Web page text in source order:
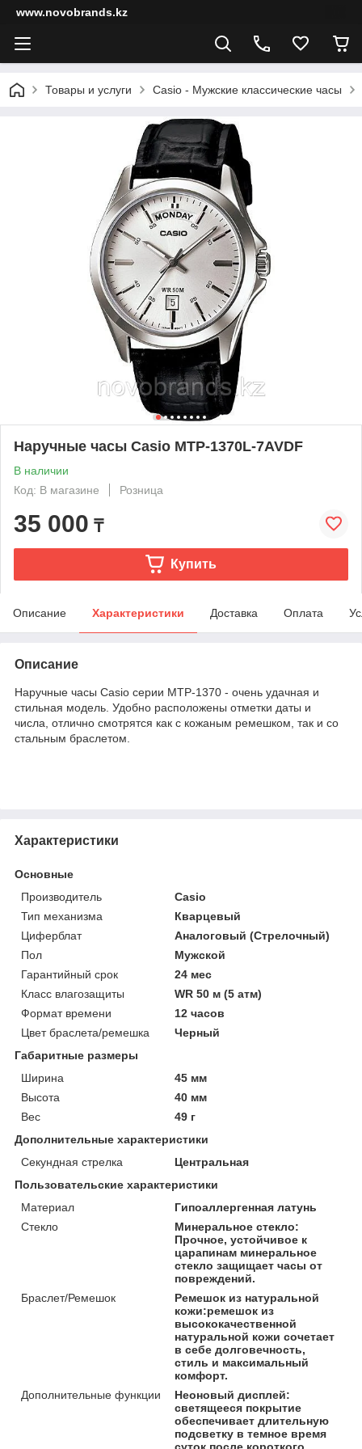
www.novobrands.kz
Товары и услуги Casio - Мужские классические часы
Наручные часы Casio MTP-1370L-7AVDF
В наличии
Код: В магазине
Розница
35 000 ₸
Купить
Описание Характеристики Доставка Оплата
Описание
Наручные часы Casio серии MTP-1370 - очень удачная и
стильная модель. Удобно расположены отметки даты и
числа, отлично смотрятся как с кожаным ремешком, так и со
стальным браслетом.
Характеристики
Основные
Производитель
Casio
Тип механизма
Кварцевый
Циферблат
Аналоговый (Стрелочный)
Пол
Мужской
Гарантийный срок
24 мес
Класс влагозащиты
WR 50 м (5 атм)
Формат времени
12 часов
Цвет браслета/ремешка
Черный
Габаритные размеры
Ширина
45 мм
Высота
40 мм
Вес
49 г
Дополнительные характеристики
Секундная стрелка
Центральная
Пользовательские характеристики
Материал
Гипоаллергенная латунь
Стекло
Минеральное стекло:
Прочное, устойчивое к
царапинам минеральное
стекло защищает часы от
повреждений.
Браслет/Ремешок
Ремешок из натуральной
кожи:ремешок из
высококачественной
натуральной кожи сочетает
в себе долговечность,
стиль и максимальный
комфорт.
Дополнительные функции
Неоновый дисплей:
светящееся покрытие
обеспечивает длительную
подсветку в темное время
суток после короткого